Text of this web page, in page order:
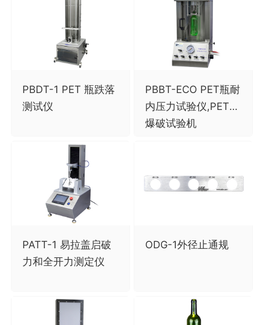
PBDT-1 PET 瓶跌落
测试仪
PBBT-ECO PET瓶耐
内压力试验仪,PET瓶
爆破试验机
PATT-1 易拉盖启破
力和全开力测定仪
ODG-1外径止通规